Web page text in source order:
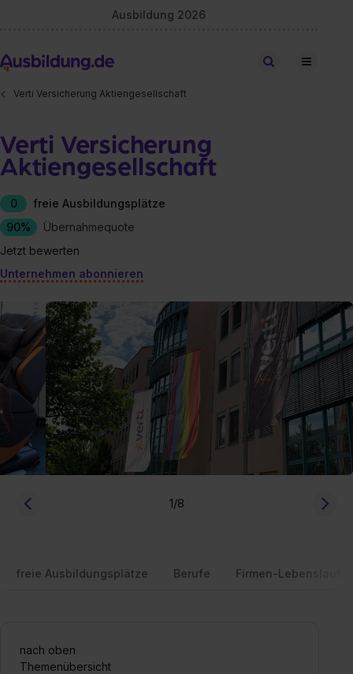
Ausbildung 2026
Stellen finden
Verti Versicherung Aktiengesellschaft
Verti Versicherung
Aktiengesellschaft
0
freie Ausbildungsplätze
90%
Übernahmequote
Jetzt bewerten
Unternehmen abonnieren
1/8
freie Ausbildungsplätze Berufe Firmen-Lebenslauf
nach oben
Themenübersicht